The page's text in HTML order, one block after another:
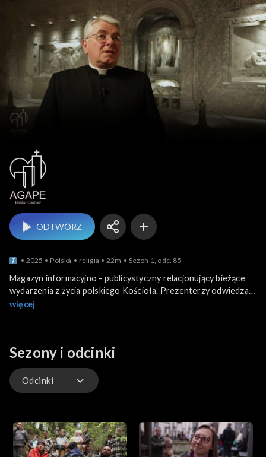
Agape Blisko Ciebie
ODTWÓRZ
2025 Polska religia 22m Sezon 1, odc. 85
Magazyn informacyjno - publicystyczny relacjonujący bieżące
wydarzenia z życia polskiego Kościoła. Prezenterzy odwiedzają
różne miejsca w kraju w poszukiwaniu ciekawych inicjatyw
papieża Franciszka.
więcej
Sezony i odcinki
Odcinki